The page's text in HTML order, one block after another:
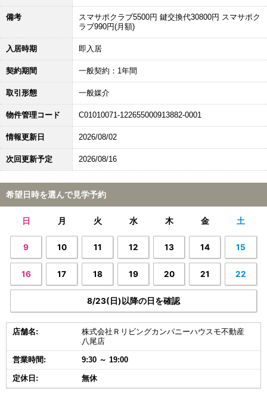
備考
スマサポクラブ5500円 鍵交換代30800円 スマサポク
ラブ990円(月額)
入居時期 即入居
契約期間 一般契約：1年間
取引形態 一般媒介
物件管理コード C01010071-122655000913882-0001
情報更新日 2026/08/02
次回更新予定 2026/08/16
希望日時を選んで見学予約
日 月 火 水 木 金 土
9 10 11 12 13 14 15
16 17 18 19 20 21 22
8/23(日)以降の日を確認
店舗名:
株式会社Ｒリビングカンパニーハウスモ不動産
八尾店
営業時間: 9:30 ～ 19:00
定休日: 無休